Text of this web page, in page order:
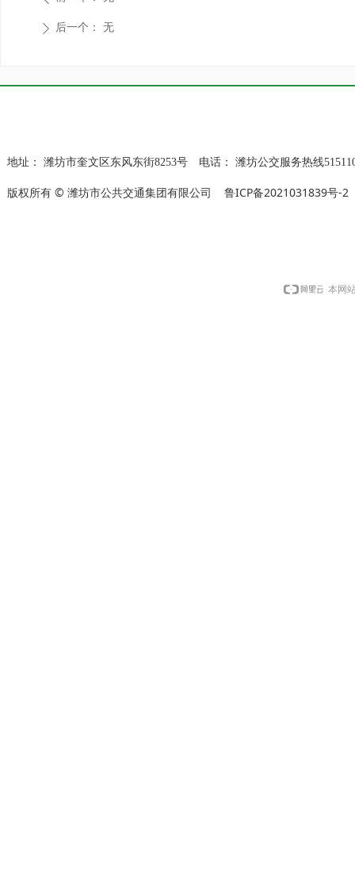
ꄲ 后一个： 无
地址： 潍坊市奎文区东风东街8253号 电话： 潍坊公交服务热线
版权所有 © 潍坊市公共交通集团有限公司 鲁ICP备2021031839号-2
本网